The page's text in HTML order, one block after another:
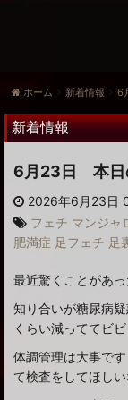
ホーム 新着情報 6
新着情報
6月23日 本日
2026年6月23日
フェチ マンジャ
肥満症 足フェチ 足
最近驚くことがあ
知り合いが糖尿病
くらい減っててビ
体調管理は大事で
て検査をしてほし